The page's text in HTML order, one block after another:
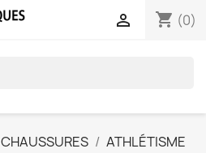
shopping_cart (0)

CHAUSSURES
ATHLÉTISME